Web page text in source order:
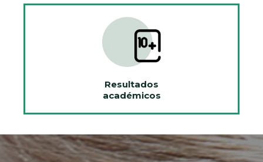
Resultados
académicos